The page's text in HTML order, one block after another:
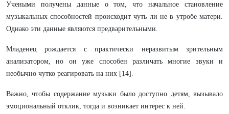
Учеными получены данные о том, что начальное становление
музыкальных способностей происходит чуть ли не в утробе матери.
Однако эти данные являются предварительными.
Младенец рождается с практически неразвитым зрительным
анализатором, но он уже способен различать многие звуки и
необычно чутко реагировать на них [14].
Важно, чтобы содержание музыки было доступно детям, вызывало
эмоциональный отклик, тогда и возникает интерес к ней.